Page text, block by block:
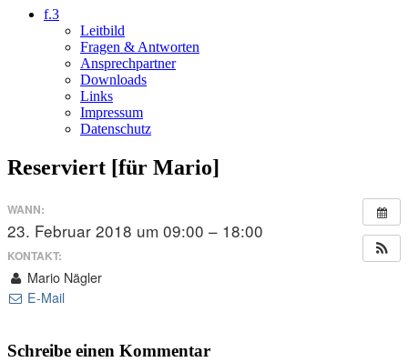
f.3
Leitbild
Fragen & Antworten
Ansprechpartner
Downloads
Links
Impressum
Datenschutz
Reserviert [für Mario]
WANN:
23. Februar 2018 um 09:00 – 18:00
KONTAKT:
Mario Nägler
E-Mail
Schreibe einen Kommentar